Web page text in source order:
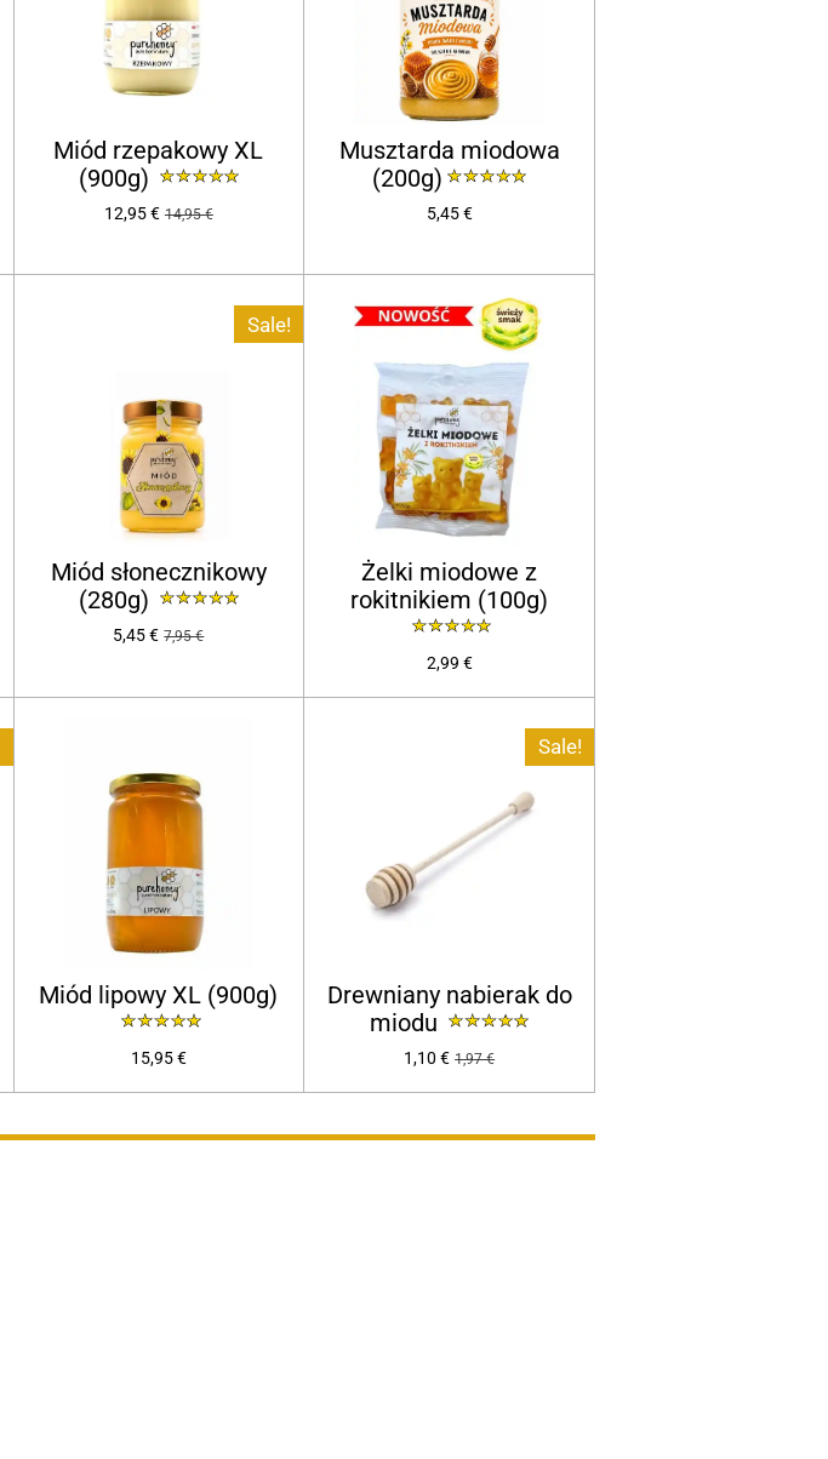
Miód rzepakowy XL
(900g)
12,95 € 14,95 €
Musztarda miodowa
(200g)
5,45 €
Sale!
Miód słonecznikowy
(280g)
5,45 € 7,95 €
Żelki miodowe z
rokitnikiem (100g)
2,99 €
Miód lipowy XL (900g)
15,95 €
Sale!
Drewniany nabierak do
miodu
1,10 € 1,97 €